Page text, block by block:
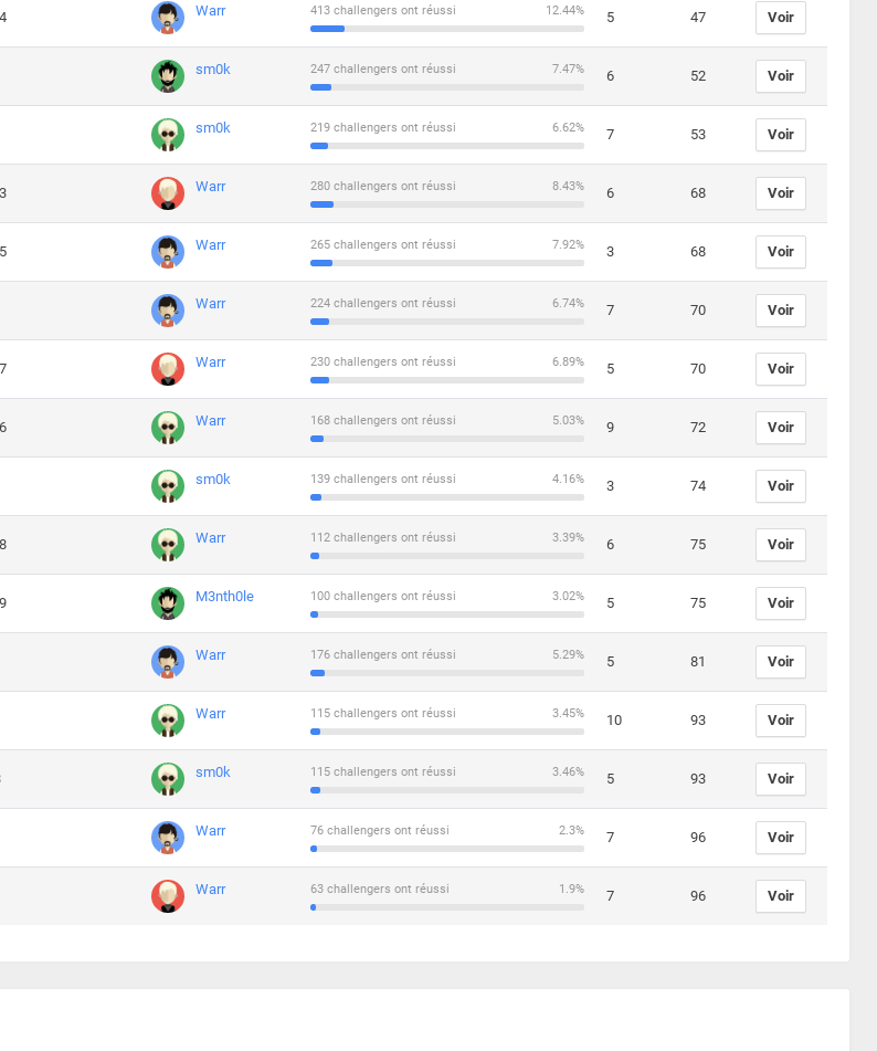
Warr 12.44%
413 challengers ont réussi 5 47 Voir
sm0k 7.47%
247 challengers ont réussi 6 52 Voir
sm0k 6.62%
219 challengers ont réussi 7 53 Voir
Warr 8.43%
280 challengers ont réussi 6 68 Voir
Warr 7.92%
265 challengers ont réussi 3 68 Voir
Warr 6.74%
224 challengers ont réussi 7 70 Voir
Warr 6.89%
230 challengers ont réussi 5 70 Voir
Warr 5.03%
168 challengers ont réussi 9 72 Voir
sm0k 4.16%
139 challengers ont réussi 3 74 Voir
Warr 3.39%
112 challengers ont réussi 6 75 Voir
M3nth0le 3.02%
100 challengers ont réussi 5 75 Voir
Warr 5.29%
176 challengers ont réussi 5 81 Voir
Warr 3.45%
115 challengers ont réussi 10 93 Voir
sm0k 3.46%
115 challengers ont réussi 5 93 Voir
Warr 2.3%
76 challengers ont réussi 7 96 Voir
Warr 1.9%
63 challengers ont réussi 7 96 Voir